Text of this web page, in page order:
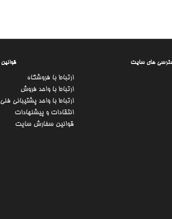
قوانین
ارتباط با فروشگاه
ارتباط با واحد فروش
ارتباط با واحد پشتیبانی فنی
انتقادات و پیشنهادات
قوانین سفارش سایت
های سایت